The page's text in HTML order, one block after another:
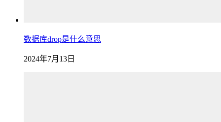
数据库drop是什么意思
2024年7月13日